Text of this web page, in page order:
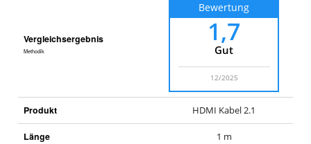
Vergleichsergebnis
Methodik
Bewertung
1,7
Gut
12/2025
Produkt HDMI Kabel 2.1
Länge 1 m